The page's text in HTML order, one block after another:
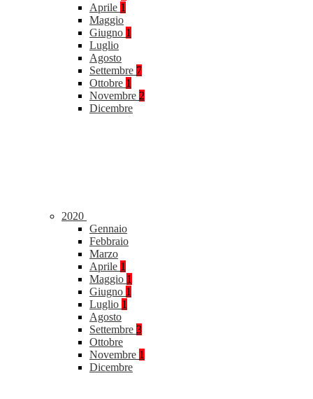
Aprile 1
Maggio
Giugno 1
Luglio
Agosto
Settembre 7
Ottobre 1
Novembre 2
Dicembre
2020
Gennaio
Febbraio
Marzo
Aprile 1
Maggio 1
Giugno 1
Luglio 1
Agosto
Settembre 3
Ottobre
Novembre 1
Dicembre